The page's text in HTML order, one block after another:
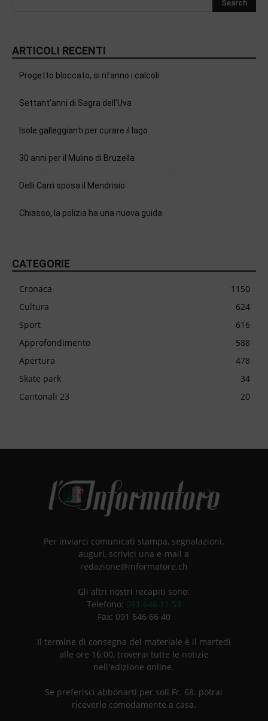
ARTICOLI RECENTI
Progetto bloccato, si rifanno i calcoli
Settant’anni di Sagra dell’Uva
Isole galleggianti per curare il lago
30 anni per il Mulino di Bruzella
Delli Carri sposa il Mendrisio
Chiasso, la polizia ha una nuova guida
CATEGORIE
Cronaca
1150
Cultura
624
Sport
616
Approfondimento
588
Apertura
478
Skate park
34
Cantonali 23
20
Per inviarci comunicati stampa, segnalazioni,
auguri, scrivici una e-mail a
redazione@informatore.ch
Gli altri nostri recapiti sono:
Telefono: 091 646 11 53
Fax: 091 646 66 40
Il termine di consegna del materiale è il martedì
alle ore 16:00, troverai tutte le notizie
nell'edizione online.
Se preferisci abbonarti per soli Fr. 68. potrai
riceverlo comodamente a casa.